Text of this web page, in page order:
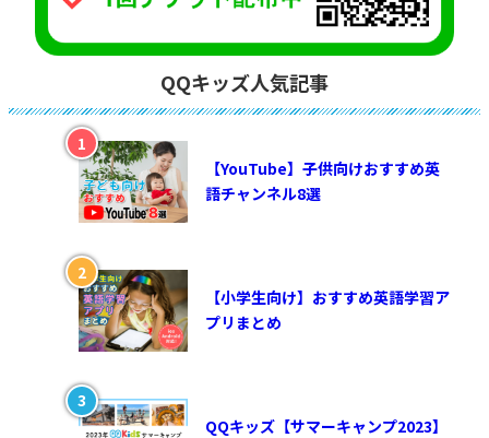
QQキッズ人気記事
【YouTube】子供向けおすすめ英
語チャンネル8選
【小学生向け】おすすめ英語学習ア
プリまとめ
QQキッズ【サマーキャンプ2023】